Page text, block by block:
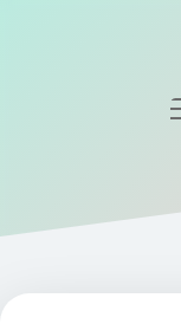
Gizlilik